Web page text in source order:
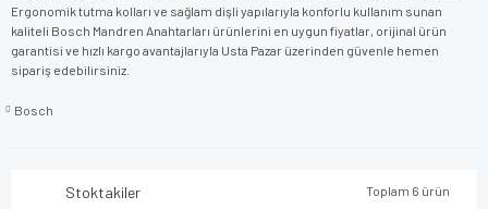
Ergonomik tutma kolları ve sağlam dişli yapılarıyla konforlu kullanım sunan
kaliteli Bosch Mandren Anahtarları ürünlerini en uygun fiyatlar, orijinal ürün
garantisi ve hızlı kargo avantajlarıyla Usta Pazar üzerinden güvenle hemen
sipariş edebilirsiniz.
Bosch
Stoktakiler Toplam 6 ürün